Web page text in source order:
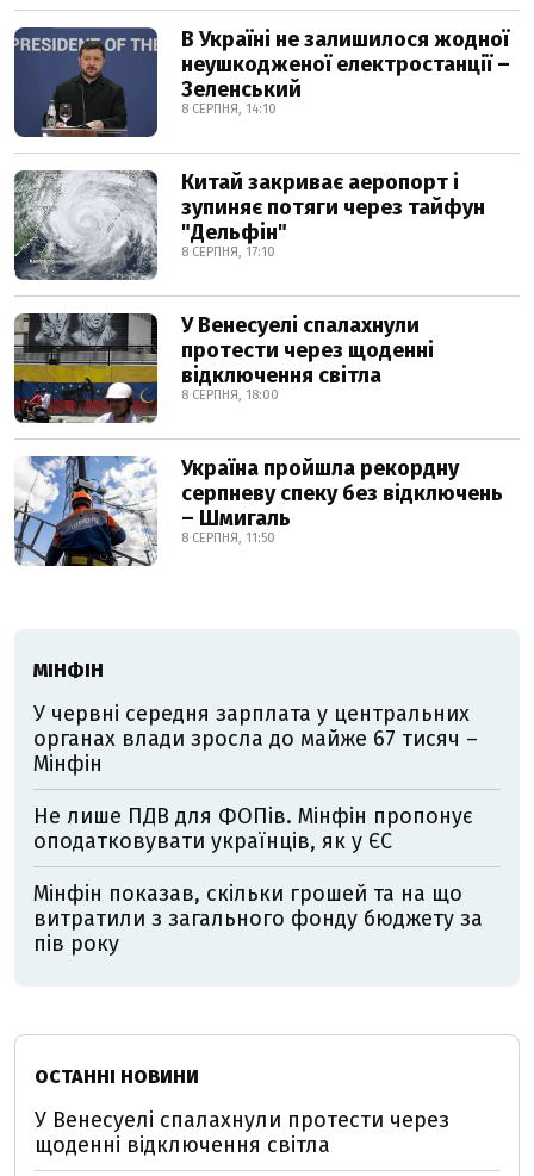
В Україні не залишилося жодної
неушкодженої електростанції –
Зеленський
8 СЕРПНЯ, 14:10
Китай закриває аеропорт і
зупиняє потяги через тайфун
"Дельфін"
8 СЕРПНЯ, 17:10
У Венесуелі спалахнули
протести через щоденні
відключення світла
8 СЕРПНЯ, 18:00
Україна пройшла рекордну
серпневу спеку без відключень
– Шмигаль
8 СЕРПНЯ, 11:50
МІНФІН
У червні середня зарплата у центральних
органах влади зросла до майже 67 тисяч –
Мінфін
Не лише ПДВ для ФОПів. Мінфін пропонує
оподатковувати українців, як у ЄС
Мінфін показав, скільки грошей та на що
витратили з загального фонду бюджету за
пів року
ОСТАННІ НОВИНИ
У Венесуелі спалахнули протести через
щоденні відключення світла